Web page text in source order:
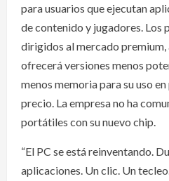
para usuarios que ejecutan
de contenido y jugadores. Los
dirigidos al mercado
ofrecerá versiones menos
menos memoria para su uso
precio. La empresa no ha
portátiles con su nuevo chip.
“El PC se está reinventando.
aplicaciones. Un clic. Un